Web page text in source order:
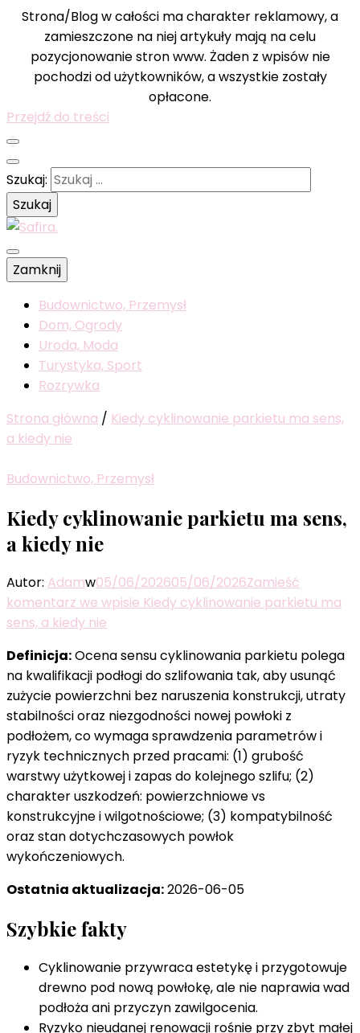
Strona/Blog w całości ma charakter reklamowy, a
zamieszczone na niej artykuły mają na celu
pozycjonowanie stron www. Żaden z wpisów nie
pochodzi od użytkowników, a wszystkie zostały
opłacone.
Przejdź do treści
Szukaj:
Safira.
Wyselekcjonowane wiadomości dla was
Zamknij
Budownictwo, Przemysł
Dom, Ogrody
Uroda, Moda
Turystyka, Sport
Rozrywka
Strona główna / Kiedy cyklinowanie parkietu ma sens,
a kiedy nie
Budownictwo, Przemysł
Kiedy cyklinowanie parkietu ma sens,
a kiedy nie
Autor: Adamw05/06/202605/06/2026Zamieść
komentarz we wpisie Kiedy cyklinowanie parkietu ma
sens, a kiedy nie
Definicja:Ocena sensu cyklinowania parkietu polega
na kwalifikacji podłogi do szlifowania tak, aby usunąć
zużycie powierzchni bez naruszenia konstrukcji, utraty
stabilności oraz niezgodności nowej powłoki z
podłożem, co wymaga sprawdzenia parametrów i
ryzyk technicznych przed pracami: (1) grubość
warstwy użytkowej i zapas do kolejnego szlifu; (2)
charakter uszkodzeń: powierzchniowe vs
konstrukcyjne i wilgotnościowe; (3) kompatybilność
oraz stan dotychczasowych powłok
wykończeniowych.
Ostatnia aktualizacja:2026-06-05
Szybkie fakty
Cyklinowanie przywraca estetykę i przygotowuje
drewno pod nową powłokę, ale nie naprawia wad
podłoża ani przyczyn zawilgocenia.
Ryzyko nieudanej renowacji rośnie przy zbyt małej